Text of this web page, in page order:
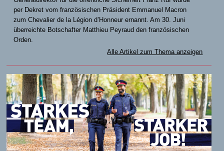
per Dekret vom französischen Präsident Emmanuel Macron
zum Chevalier de la Légion d’Honneur ernannt. Am 30. Juni
überreichte Botschafter Matthieu Peyraud den französischen
Orden.
Alle Artikel zum Thema anzeigen